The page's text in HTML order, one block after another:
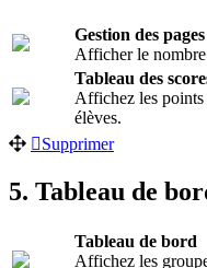
Gestion des pages
Afficher le nombre
Tableau des
Affichez les points
élèves.
Supprimer
5. Tableau de
Tableau de bord
Affichez les